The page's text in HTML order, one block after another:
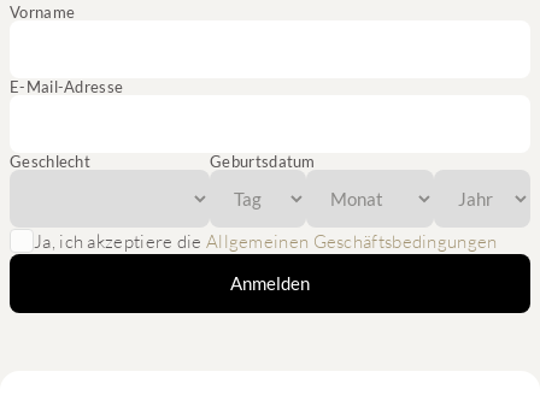
Vorname
E-Mail-Adresse
Geschlecht Geburtsdatum
Ja, ich akzeptiere die Allgemeinen Geschäftsbedingungen
Anmelden